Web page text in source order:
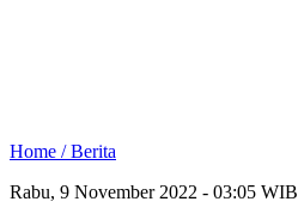
Home /Berita
Rabu, 9 November 2022 - 03:05 WIB